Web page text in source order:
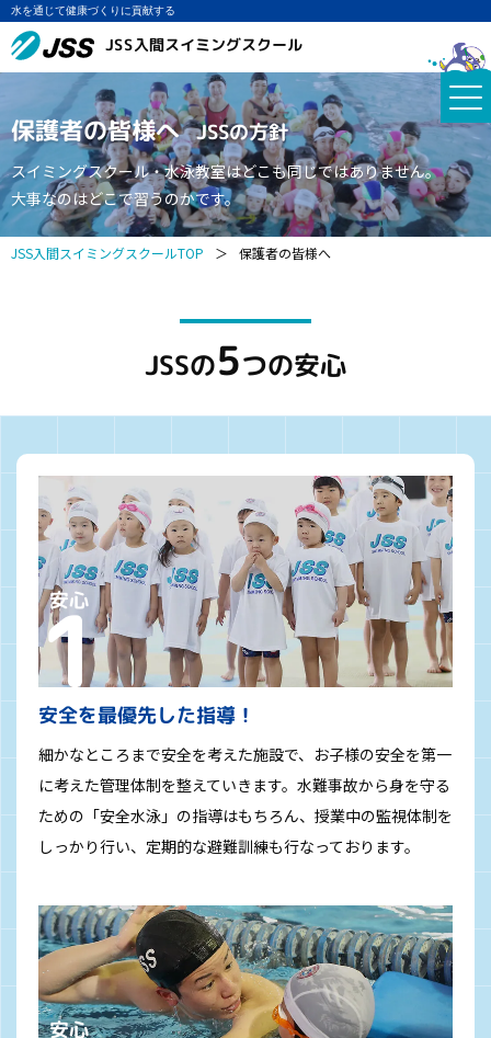
水を通じて健康づくりに貢献する
JSS入間スイミングスクール
保護者の皆様へ JSSの方針
スイミングスクール・水泳教室はどこも同じではありません。
大事なのはどこで習うのかです。
JSS入間スイミングスクールTOP ＞ 保護者の皆様へ
JSSの5つの安心
安全を最優先した指導！
細かなところまで安全を考えた施設で、お子様の安全を第一
に考えた管理体制を整えていきます。水難事故から身を守る
ための「安全水泳」の指導はもちろん、授業中の監視体制を
しっかり行い、定期的な避難訓練も行なっております。